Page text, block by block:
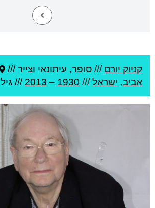
קניוק יורם /// סופר, עיתונאי וצייר ///
אביב, ישראל///
1930
–
2013 /// גיל